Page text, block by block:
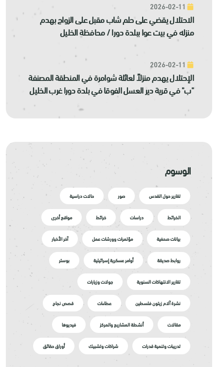
الاحتلال يقضي على حلم شاب مقبل على الزواج بهدم
منزله في بيت عوا ببلدة دورا / محافظة الخليل
الإحتلال يهدم منزلاً لعائلة شوامرة في المنطقة المصنفة
"ب" في قرية دير العسل الفوقا في بلدة دورا غرب الخليل
الوسوم
تقارير حول القدس صور حالات دراسية
الخرائط دراسات خرائط مواقع أخرى
بيانات صحفية مؤتمرات وورشات عمل آخر الأخبار
روابط صديقة أوامر عسكرية إسرائيلية بوستر
تقارير الانتهاكات السنوية جولات وزيارات
نشرة آلام زيتون فلسطين عطاءات قصص نجاح
مقالات أنشطة المشاريع والمركز فيديوها
تدريبات وتنمية قدرات شراكات وتشبيك أوراق حقائق